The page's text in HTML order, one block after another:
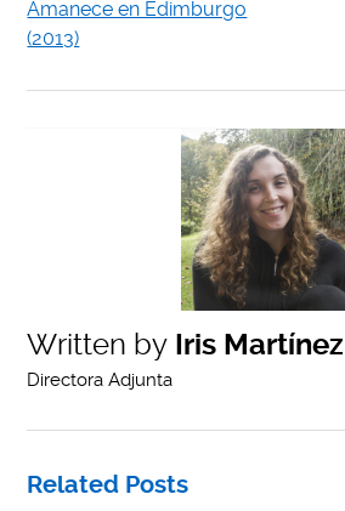
Amanece en Edimburgo
(2013)
Written by Iris Martínez
Directora Adjunta
Related Posts